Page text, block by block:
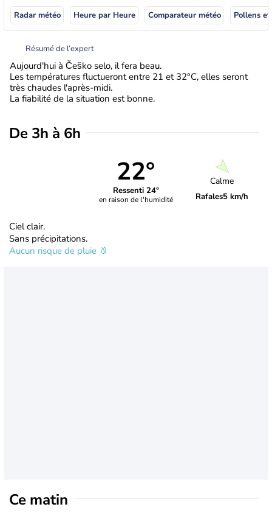
Radar météo Heure par Heure Comparateur météo Pollens
Résumé de l’expert
Aujourd'hui à Češko selo, il fera beau.
Les températures fluctueront entre 21 et 32°C, elles seront
très chaudes l'après-midi.
La fiabilité de la situation est bonne.
De 3h à 6h
22°
Ressenti 24°
en raison de l'humidité
Calme
Rafales5 km/h
Ciel clair.
Sans précipitations.
Aucun risque de pluie
Ce matin